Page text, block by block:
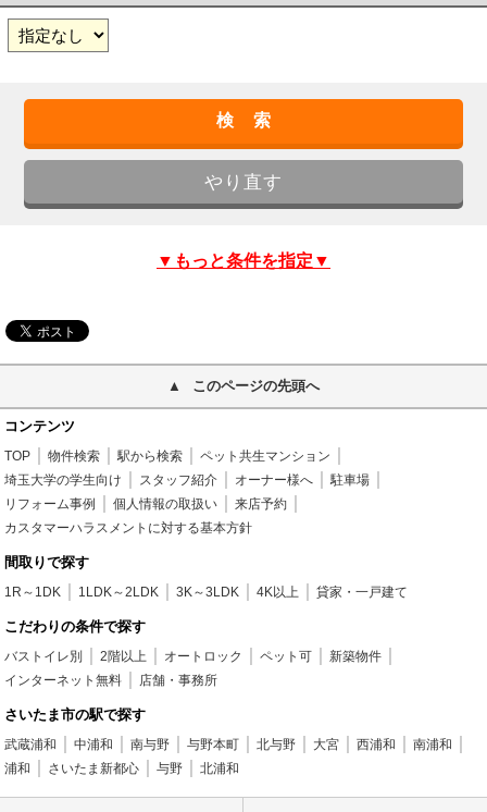
▼もっと条件を指定▼
このページの先頭へ
コンテンツ
TOP 物件検索 駅から検索
ペット共生マンション
埼玉大学の学生向け
スタッフ紹介 オーナー様へ
駐車場
リフォーム事例
個人情報の取扱い
来店予約
カスタマーハラスメントに対する基本方針
間取りで探す
1R～1DK 1LDK～2LDK 3K～3LDK 4K以上 貸家・一戸建て
こだわりの条件で探す
バストイレ別 2階以上 オートロック ペット可
新築物件
インターネット無料
店舗・事務所
さいたま市の駅で探す
武蔵浦和 中浦和 南与野 与野本町 北与野 大宮 西浦和
南浦和
浦和
さいたま新都心 与野 北浦和